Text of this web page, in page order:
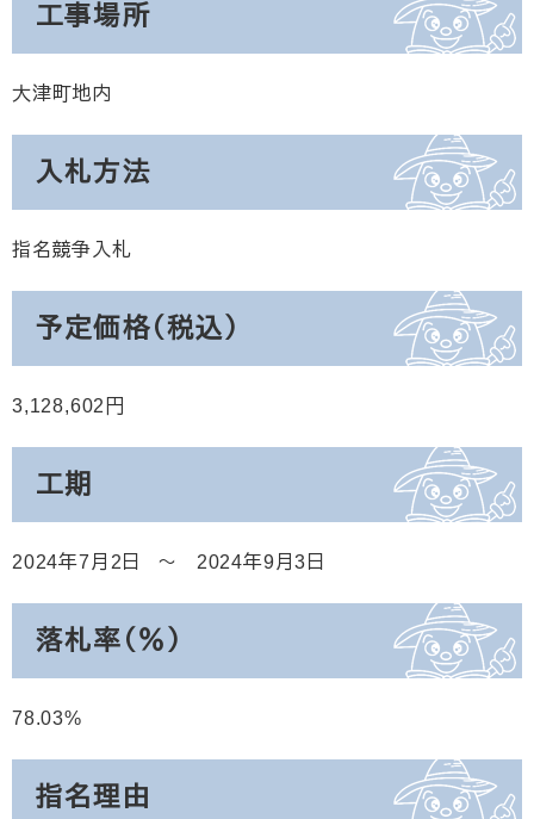
工事場所
大津町地内
入札方法
指名競争入札
予定価格（税込）
3,128,602
工期
2024年7月2日 2024年9月3日
落札率（％）
78.03
指名理由